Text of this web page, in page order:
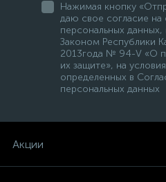
Нажимая кнопку
даю свое согласие
персональных данных,
Законом Республики
2013года № 94-V «О
их защите», на
определенных в
персональных данных
Акции